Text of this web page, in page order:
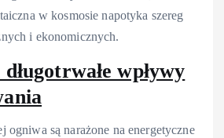
w kosmosie napotyka szereg
i ekonomicznych.
wpływy
ogniwa są narażone na energetyczne